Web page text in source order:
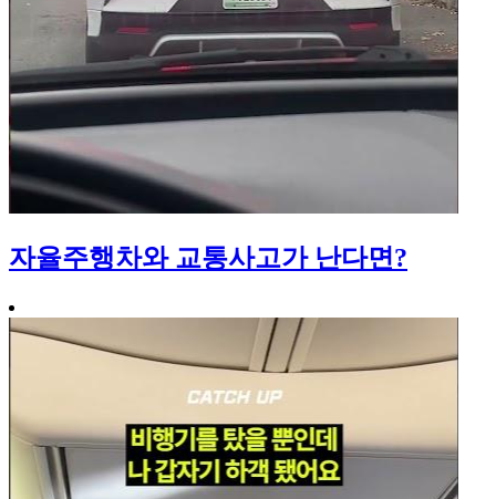
자율주행차와 교통사고가 난다면?